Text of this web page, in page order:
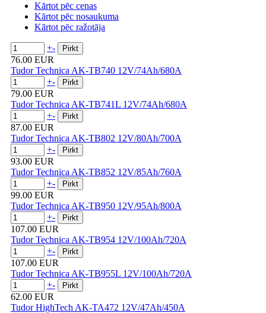
Kārtot pēc cenas
Kārtot pēc nosaukuma
Kārtot pēc ražotāja
+-
76.00 EUR
Tudor Technica AK-TB740 12V/74Ah/680A
+-
79.00 EUR
Tudor Technica AK-TB741L 12V/74Ah/680A
+-
87.00 EUR
Tudor Technica AK-TB802 12V/80Ah/700A
+-
93.00 EUR
Tudor Technica AK-TB852 12V/85Ah/760A
+-
99.00 EUR
Tudor Technica AK-TB950 12V/95Ah/800A
+-
107.00 EUR
Tudor Technica AK-TB954 12V/100Ah/720A
+-
107.00 EUR
Tudor Technica AK-TB955L 12V/100Ah/720A
+-
62.00 EUR
Tudor HighTech AK-TA472 12V/47Ah/450A